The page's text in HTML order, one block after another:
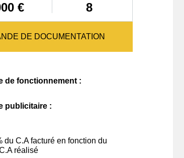
€ 8
DE DOCUMENTATION
de fonctionnement :
publicitaire :
du C.A facturé en fonction du
réalisé